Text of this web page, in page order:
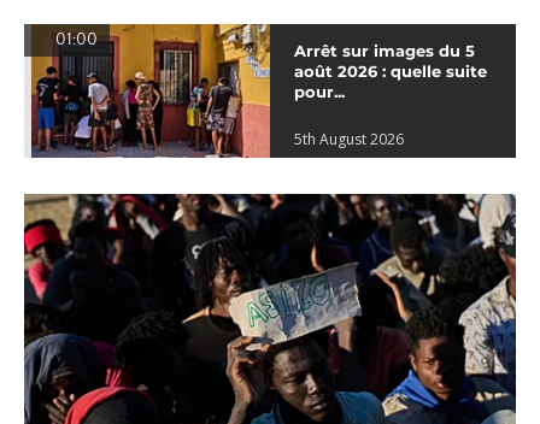
01:00
Arrêt sur images du 5
août 2026 : quelle suite
pour...
5th August 2026